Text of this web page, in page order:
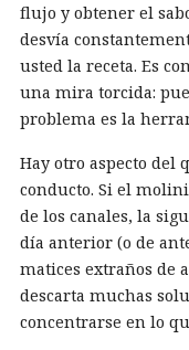
flujo y obtener el
desvía
usted la receta. Es
una mira torcida:
problema es la
Hay otro aspecto del
conducto. Si el
de los canales, la
día anterior (o de
matices extraños de
descarta muchas
concentrarse en lo